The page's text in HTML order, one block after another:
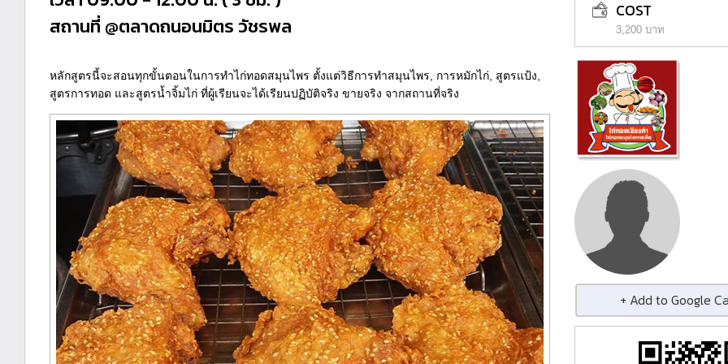
สถานที่ @ตลาดถนอนมิตร วัชรพล
หลักสูตรนี้จะสอนทุกขั้นตอนในการทำไก่ทอดสมุนไพร ตั้งแต่วิธีการทำสมุนไพร, การหมักไก่, สูตรแป้ง,
สูตรการทอด และสูตรน้ำจิ้มไก่ ที่ผู้เรียนจะได้เรียนปฏิบัติจริง ขายจริง จากสถานที่จริง
COST
3,200 บาท
+ Add to Google